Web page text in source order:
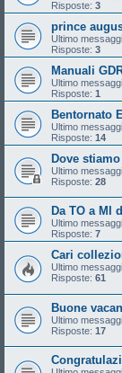
Risposte: 3
prince
Ultimo
Risposte: 3
Manuali
Ultimo
Risposte: 1
Bentornato
Ultimo
Risposte: 14
Dove
Ultimo
Risposte: 28
Da TO a MI
Ultimo
Risposte: 7
Cari
Ultimo
Risposte: 61
Buone
Ultimo
Risposte: 17